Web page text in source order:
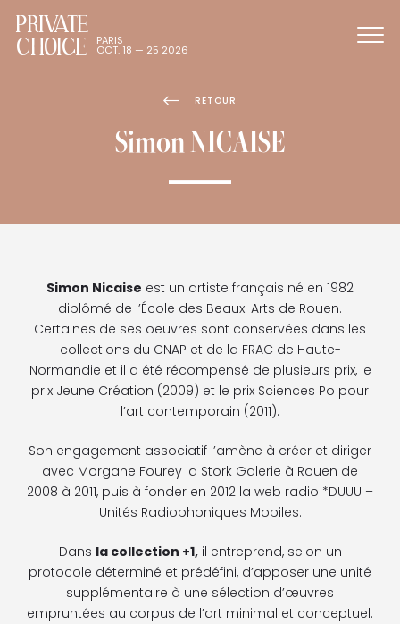
PRIVATE
CHOICE
PARIS
OCT. 18 — 25 2026
RETOUR
Simon NICAISE
Simon Nicaise est un artiste français né en 1982
diplômé de l’École des Beaux-Arts de Rouen.
Certaines de ses oeuvres sont conservées dans les
collections du CNAP et de la FRAC de Haute-
Normandie et il a été récompensé de plusieurs prix, le
prix Jeune Création (2009) et le prix Sciences Po pour
l’art contemporain (2011).
Son engagement associatif l’amène à créer et diriger
avec Morgane Fourey la Stork Galerie à Rouen de
2008 à 2011, puis à fonder en 2012 la web radio *DUUU –
Unités Radiophoniques Mobiles.
Dans la collection +1,il entreprend, selon un
protocole déterminé et prédéfini, d’apposer une unité
supplémentaire à une sélection d’œuvres
empruntées au corpus de l’art minimal et conceptuel.